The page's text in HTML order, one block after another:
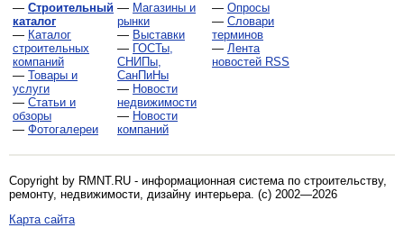
— Строительный
каталог
— Каталог
строительных
компаний
— Товары и
услуги
— Статьи и
обзоры
— Фотогалереи
— Магазины и
рынки
— Выставки
— ГОСТы,
СНИПы,
СанПиНы
— Новости
недвижимости
— Новости
компаний
— Опросы
— Словари
терминов
— Лента
новостей RSS
Copyright by RMNT.RU - информационная система по строительству,
ремонту, недвижимости, дизайну интерьера. (c) 2002—2026
Карта сайта